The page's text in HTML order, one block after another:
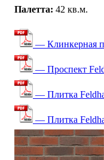
Палетта: 42 кв.м.
— Клинкерная
— Проспект
— Плитка
— Плитка